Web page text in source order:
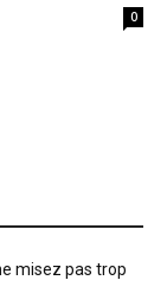
0
misez pas trop